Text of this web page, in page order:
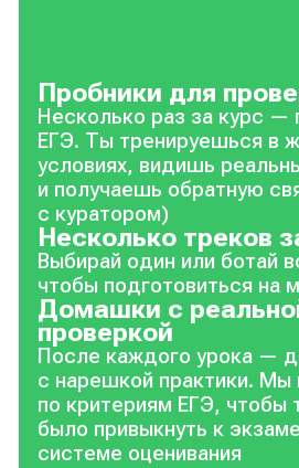
Пробники для
Несколько раз за курс —
ЕГЭ. Ты тренируешься в
условиях, видишь
и получаешь обратную
с куратором)
Несколько треков
Выбирай один или ботай
чтобы подготовиться на
Домашки с
проверкой
После каждого урока —
с нарешкой практики. Мы
по критериям ЕГЭ, чтобы
было привыкнуть к
системе оценивания